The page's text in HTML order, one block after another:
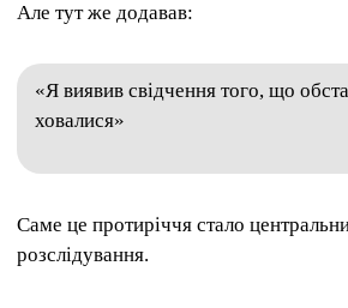
Але тут же додавав:
«Я виявив свідчення того, що
ховалися»
Саме це протиріччя стало
розслідування.